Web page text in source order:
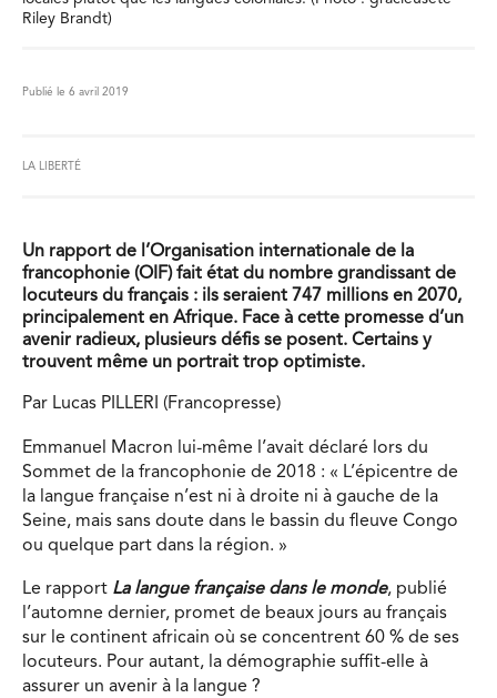
Riley Brandt)
Publié le 6 avril 2019
LA LIBERTÉ
Un rapport de l’Organisation internationale de la
francophonie (OIF) fait état du nombre grandissant de
locuteurs du français : ils seraient 747 millions en 2070,
principalement en Afrique. Face à cette promesse d’un
avenir radieux, plusieurs défis se posent. Certains y
trouvent même un portrait trop optimiste.
Par Lucas PILLERI (Francopresse)
Emmanuel Macron lui-même l’avait déclaré lors du
Sommet de la francophonie de 2018 : « L’épicentre de
la langue française n’est ni à droite ni à gauche de la
Seine, mais sans doute dans le bassin du fleuve Congo
ou quelque part dans la région. »
Le rapport La langue française dans le monde, publié
l’automne dernier, promet de beaux jours au français
sur le continent africain où se concentrent 60 % de ses
locuteurs. Pour autant, la démographie suffit-elle à
assurer un avenir à la langue ?